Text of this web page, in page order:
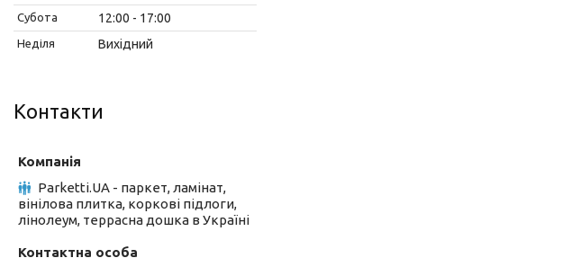
Субота 12:00 17:00
Неділя Вихідний
Контакти
Parketti.UA - паркет, ламінат,
вінілова плитка, коркові підлоги,
лінолеум, террасна дошка в Україні